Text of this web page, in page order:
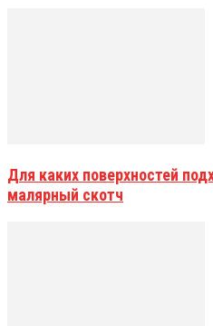
Для каких поверхностей
малярный скотч